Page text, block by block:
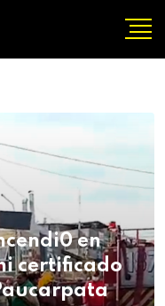
en
certificado